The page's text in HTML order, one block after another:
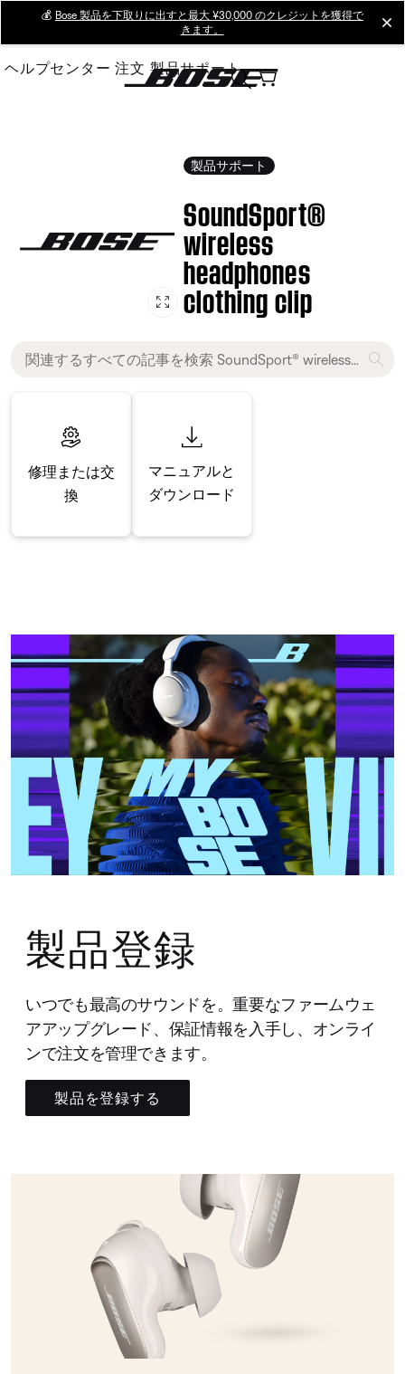
Main
💰 Bose 製品を下取りに出すと最大 ¥30,000 のクレジットを獲得で
きます。
ヘルプセンター 注文 製品サポート
製品サポート
SoundSport®
wireless
headphones
clothing clip
修理または交
換
マニュアルと
ダウンロード
製品登録
いつでも最高のサウンドを。重要なファームウェ
アアップグレード、保証情報を入手し、オンライ
ンで注文を管理できます。
製品を登録する